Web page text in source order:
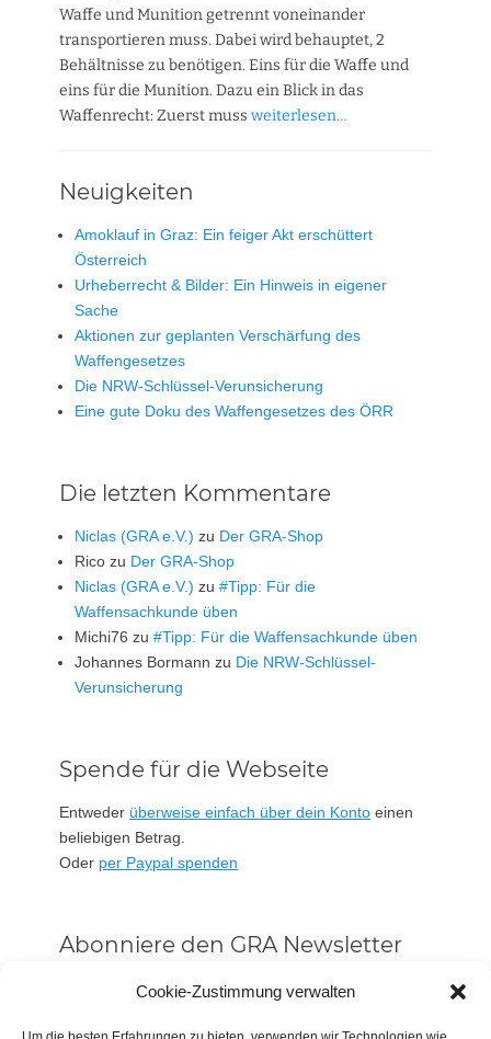
Cookie-Zustimmung verwalten
Waffe und Munition getrennt voneinander
transportieren muss. Dabei wird behauptet, 2
Behältnisse zu benötigen. Eins für die Waffe und
eins für die Munition. Dazu ein Blick in das
Waffenrecht: Zuerst muss weiterlesen…
Neuigkeiten
Amoklauf in Graz: Ein feiger Akt erschüttert
Österreich
Urheberrecht & Bilder: Ein Hinweis in eigener
Sache
Aktionen zur geplanten Verschärfung des
Waffengesetzes
Die NRW-Schlüssel-Verunsicherung
Eine gute Doku des Waffengesetzes des ÖRR
Die letzten Kommentare
Niclas (GRA e.V.) zu Der GRA-Shop
Rico zu Der GRA-Shop
Niclas (GRA e.V.) zu #Tipp: Für die
Waffensachkunde üben
Michi76 zu #Tipp: Für die Waffensachkunde üben
Johannes Bormann zu Die NRW-Schlüssel-
Verunsicherung
Spende für die Webseite
Entweder überweise einfach über dein Konto einen
beliebigen Betrag.
Oder per Paypal spenden
Abonniere den GRA Newsletter
Vorname oder ganzer Name